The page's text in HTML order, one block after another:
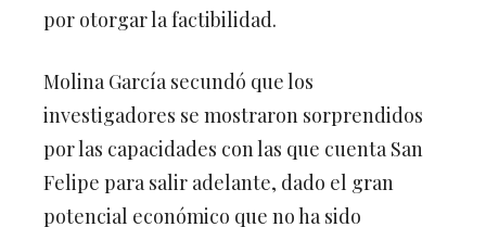
por otorgar la factibilidad.
Molina García secundó que los
investigadores se mostraron sorprendidos
por las capacidades con las que cuenta San
Felipe para salir adelante, dado el gran
potencial económico que no ha sido